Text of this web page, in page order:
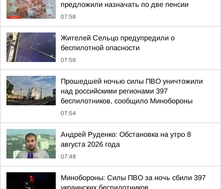
предложили назначать по две пенсии
07:58
Жителей Сельцо предупредили о
беспилотной опасности
07:58
Прошедшей ночью силы ПВО уничтожили
над российскими регионами 397
беспилотников, сообщило Минобороны
07:54
Андрей Руденко: Обстановка на утро 8
августа 2026 года
07:48
Минобороны: Силы ПВО за ночь сбили 397